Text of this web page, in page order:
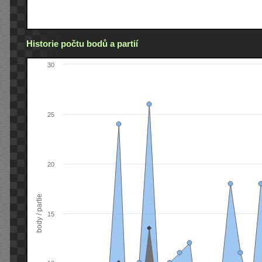
Historie počtu bodů a partií
body / partie 15
20
25
30